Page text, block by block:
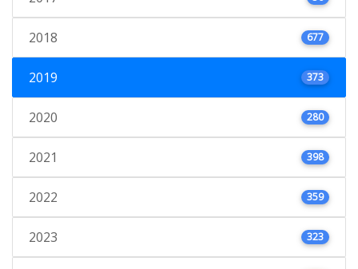
2018 677
2019 373
2020 280
2021 398
2022 359
2023 323